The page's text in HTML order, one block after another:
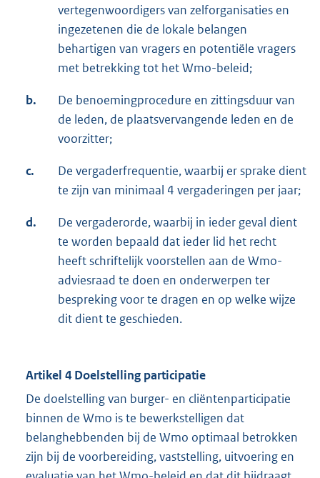
vertegenwoordigers van zelforganisaties en
ingezetenen die de lokale belangen
behartigen van vragers en potentiële vragers
met betrekking tot het Wmo-beleid;
b.
De benoemingprocedure en zittingsduur van
de leden, de plaatsvervangende leden en de
voorzitter;
c.
De vergaderfrequentie, waarbij er sprake dient
te zijn van minimaal 4 vergaderingen per jaar;
d.
De vergaderorde, waarbij in ieder geval dient
te worden bepaald dat ieder lid het recht
heeft schriftelijk voorstellen aan de Wmo-
adviesraad te doen en onderwerpen ter
bespreking voor te dragen en op welke wijze
dit dient te geschieden.
Artikel 4 Doelstelling participatie
De doelstelling van burger- en cliëntenparticipatie
binnen de Wmo is te bewerkstelligen dat
belanghebbenden bij de Wmo optimaal betrokken
zijn bij de voorbereiding, vaststelling, uitvoering en